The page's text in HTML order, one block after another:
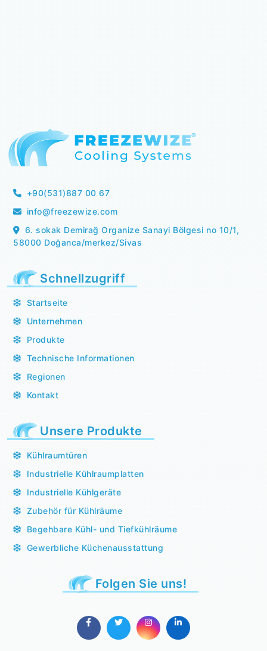
+90(531)887 00 67
info@freezewize.com
6. sokak Demirağ Organize Sanayi Bölgesi no 10/1,
58000 Doğanca/merkez/Sivas
Schnellzugriff
Startseite
Unternehmen
Produkte
Technische Informationen
Regionen
Kontakt
Unsere Produkte
Kühlraumtüren
Industrielle Kühlraumplatten
Industrielle Kühlgeräte
Zubehör für Kühlräume
Begehbare Kühl- und Tiefkühlräume
Gewerbliche Küchenausstattung
Folgen Sie uns!